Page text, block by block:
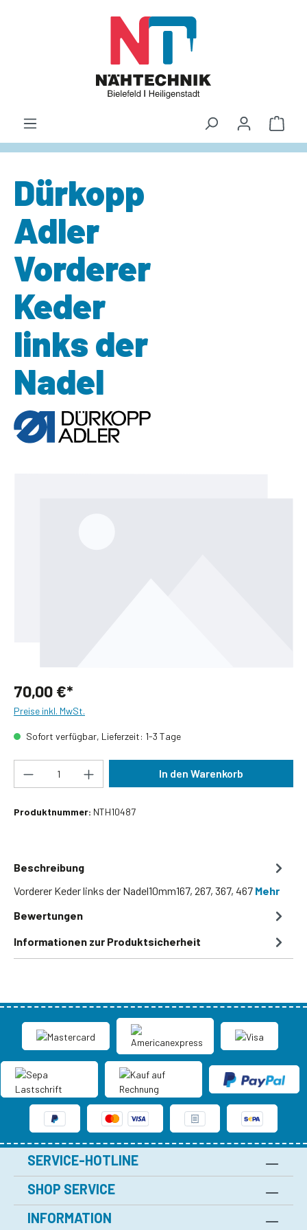
Dürkopp
Adler
Vorderer
Keder
links der
Nadel
70,00 €*
Preise inkl. MwSt.
Sofort verfügbar, Lieferzeit: 1-3 Tage
Produkt Anzahl: Gib den gewünschten Wert
In den Warenkorb
Produktnummer: NTH10487
Beschreibung
Vorderer Keder links der Nadel10mm167, 267, 367, 467 Mehr
Bewertungen
Informationen zur Produktsicherheit
SERVICE-HOTLINE
SHOP SERVICE
INFORMATION